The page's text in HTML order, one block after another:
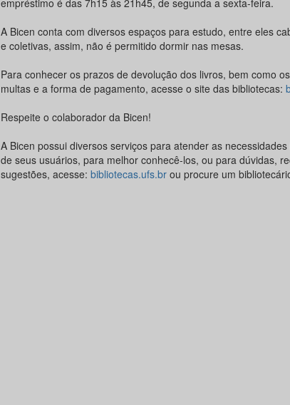
empréstimo é das 7h15 às 21h45, de segunda a sexta-feira.
A Bicen conta com diversos espaços para estudo, entre eles
e coletivas, assim, não é permitido dormir nas mesas.
Para conhecer os prazos de devolução dos livros, bem como
multas e a forma de pagamento, acesse o site das bibliotecas:
Respeite o colaborador da Bicen!
A Bicen possui diversos serviços para atender as
de seus usuários, para melhor conhecê-los, ou para dúvidas,
sugestões, acesse: bibliotecas.ufs.brou procure um